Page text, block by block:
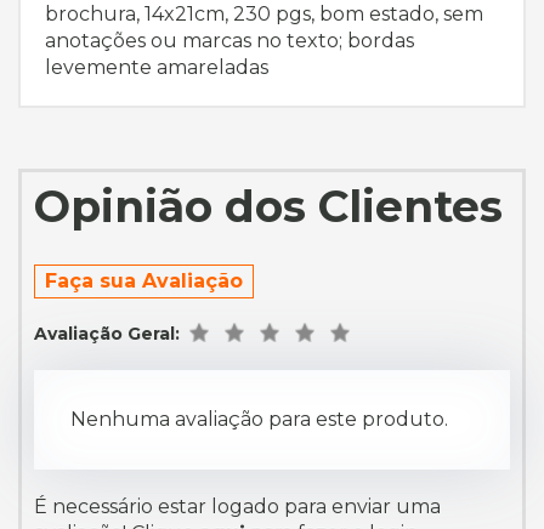
brochura, 14x21cm, 230 pgs, bom estado, sem
anotações ou marcas no texto; bordas
levemente amareladas
Opinião dos Clientes
Faça sua Avaliação
Avaliação Geral:
Nenhuma avaliação para este produto.
É necessário estar logado para enviar uma